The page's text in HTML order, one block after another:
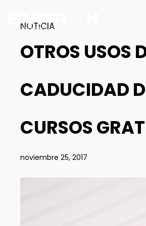
NOTICIA
OTROS USOS
CADUCIDAD
CURSOS
noviembre 25, 2017